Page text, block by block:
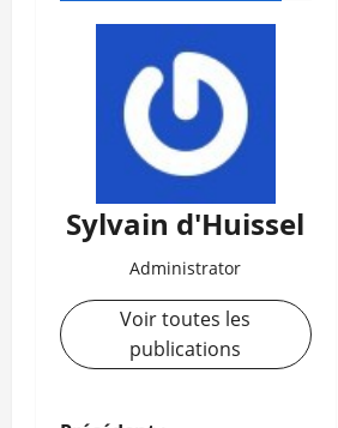
Sylvain d'Huissel
Administrator
Voir toutes les
publications